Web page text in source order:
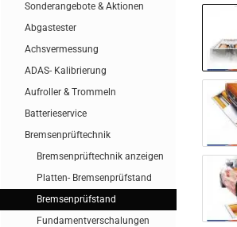
Sonderangebote & Aktionen
Abgastester
Achsvermessung
ADAS- Kalibrierung
Aufroller & Trommeln
Batterieservice
Bremsenprüftechnik
Bremsenprüftechnik anzeigen
Platten- Bremsenprüfstand
Bremsenprüfstand
Fundamentverschalungen